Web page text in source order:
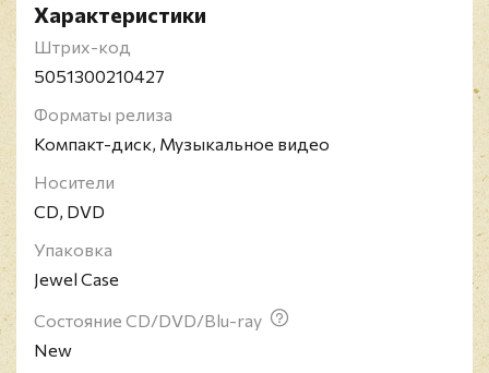
Нью-Йорка, образованная в 1976 году. Коллектив
был создан ветераном английской сцены - Миком
Джонсом и его другом, экс-басистом King
вокалистом Лу Грэммом. Логика названия группы
Foreigner (с английского - иностранец) была в том,
что Джонс, Макдональд и Денис Элиот были
англичанами, в то время как Грамм, Эл Гринвуд и
Эд Гальярди американцами. Примечательно, что
их главный хит "I Want To Know What Love Is"
возглавил чарты как Великобритании, так и США.
Ансамбль является одним из самых коммерчески
успешных коллективов всех времен. Суммарные
продажи их альбомов превышают отметку в 80
Характеристики
Штрих-код
5051300210427
Форматы релиза
Компакт-диск, Музыкальное видео
Носители
CD, DVD
Упаковка
Jewel Case
Состояние CD/DVD/Blu-ray
New